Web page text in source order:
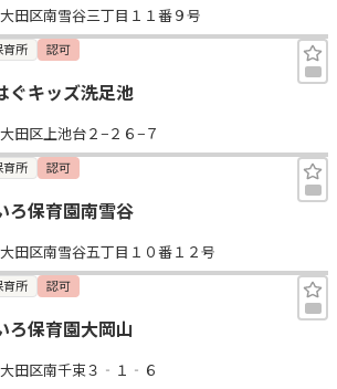
田区南雪谷三丁目１１番９号
育所 認可
ぐキッズ洗足池
田区上池台２−２６−７
育所 認可
ろ保育園南雪谷
田区南雪谷五丁目１０番１２号
育所 認可
ろ保育園大岡山
田区南千束３‐１‐６